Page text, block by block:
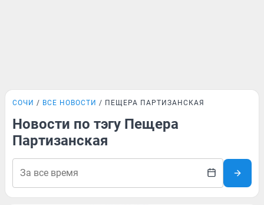
СОЧИ ВСЕ НОВОСТИ ПЕЩЕРА ПАРТИЗАНСКАЯ
Новости по тэгу Пещера
Партизанская